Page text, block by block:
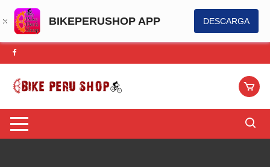
BIKEPERUSHOP APP DESCARGA
Saltar
al
contenido